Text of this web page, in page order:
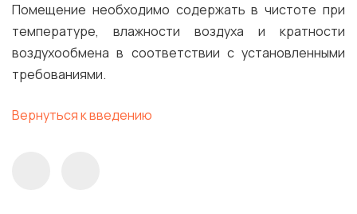
Помещение необходимо содержать в чистоте при
температуре, влажности воздуха и кратности
воздухообмена в соответствии с установленными
требованиями.
Вернуться к введению